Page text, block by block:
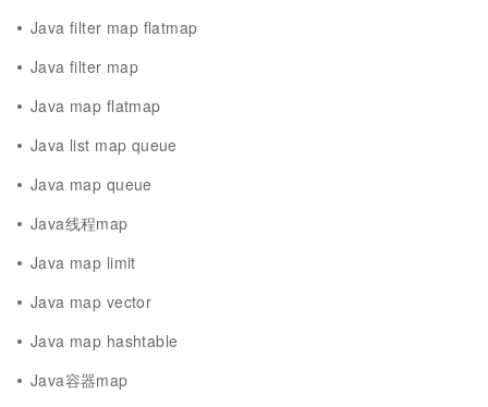
Java filter map flatmap
Java filter map
Java map flatmap
Java list map queue
Java map queue
Java线程map
Java map limit
Java map vector
Java map hashtable
Java容器map